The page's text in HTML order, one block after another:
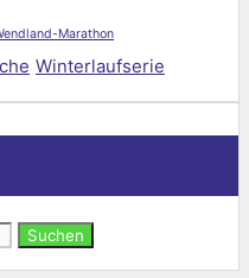
Marathon
Winterlaufserie